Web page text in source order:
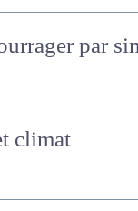
par
climat